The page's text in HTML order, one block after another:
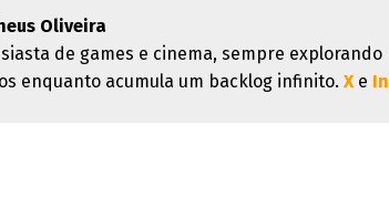
Oliveira
de games e cinema, sempre explorando
enquanto acumula um backlog infinito. Xe